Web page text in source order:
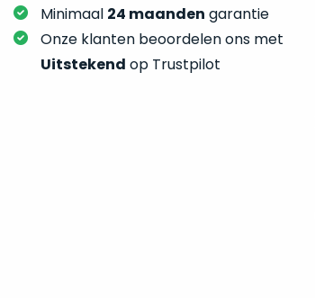
Minimaal 24 maanden garantie
Onze klanten beoordelen ons met
Uitstekend op Trustpilot